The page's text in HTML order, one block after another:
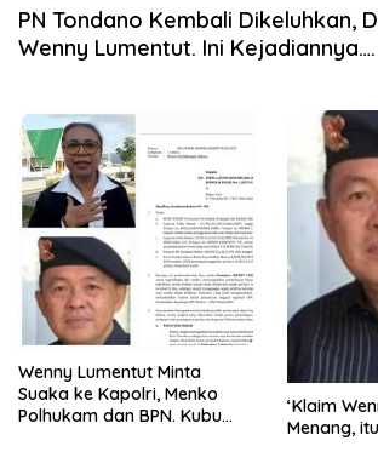
PN Tondano Kembali Dikeluhkan,
Wenny Lumentut. Ini Kejadiannya….
Wenny Lumentut Minta
Suaka ke Kapolri, Menko
Polhukam dan BPN. Kubu
‘Klaim
Menang,